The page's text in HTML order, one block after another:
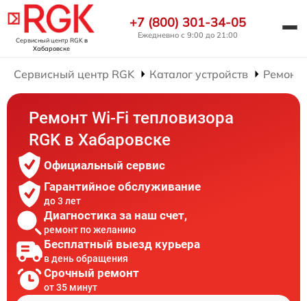
Сервисный центр RGKв
Хабаровске
+7 (800) 301-34-05
Ежедневно с 9:00 до 21:00
Сервисный центр RGK Каталог устройств Ремонт
Ремонт Wi-Fi тепловизора
RGK в Хабаровске
Официальный сервис
Гарантийное обслуживание
до 3 лет
Диагностика за наш счет,
ремонт по желанию
Бесплатный выезд курьера
в день обращения
Срочный ремонт
от 35 минут